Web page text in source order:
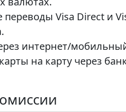
Visa Direct и
интернет/
на карту через